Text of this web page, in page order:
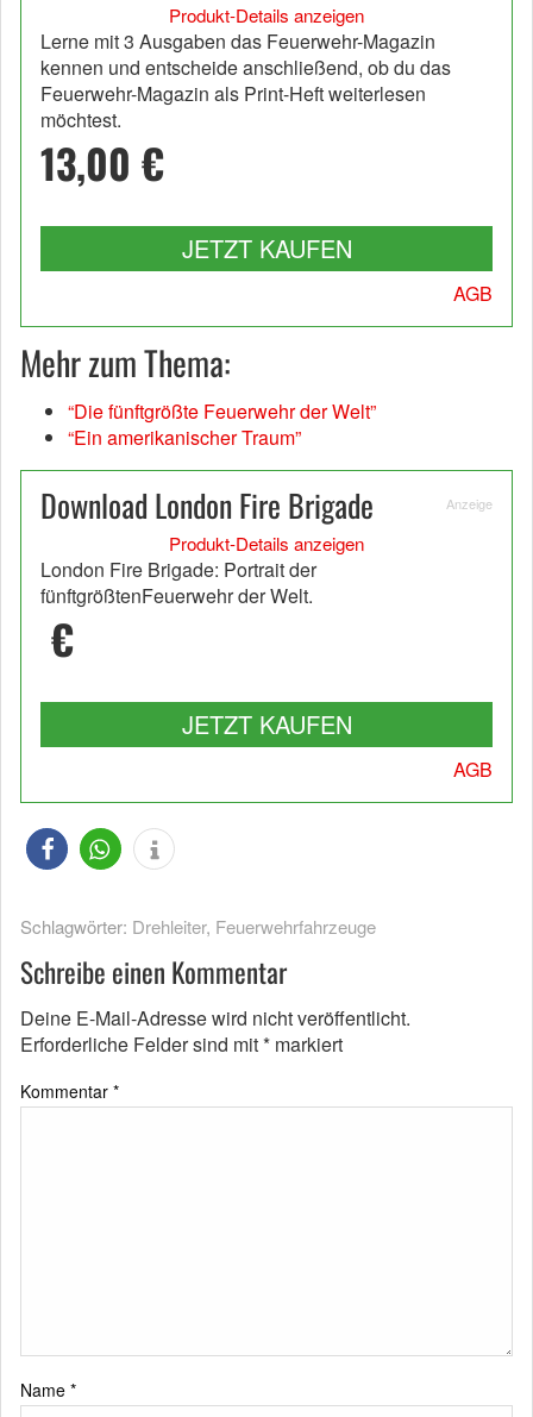
Produkt-Details anzeigen
Lerne mit 3 Ausgaben das Feuerwehr-Magazin
kennen und entscheide anschließend, ob du das
Feuerwehr-Magazin als Print-Heft weiterlesen
möchtest.
13,00 €
JETZT KAUFEN
AGB
Mehr zum Thema:
“Die fünftgrößte Feuerwehr der Welt”
“Ein amerikanischer Traum”
Download London Fire Brigade Anzeige
Produkt-Details anzeigen
London Fire Brigade: Portrait der
fünftgrößtenFeuerwehr der Welt.
€
JETZT KAUFEN
AGB
Schlagwörter: Drehleiter, Feuerwehrfahrzeuge
Schreibe einen Kommentar
Deine E-Mail-Adresse wird nicht veröffentlicht.
Erforderliche Felder sind mit* markiert
Kommentar *
Name *